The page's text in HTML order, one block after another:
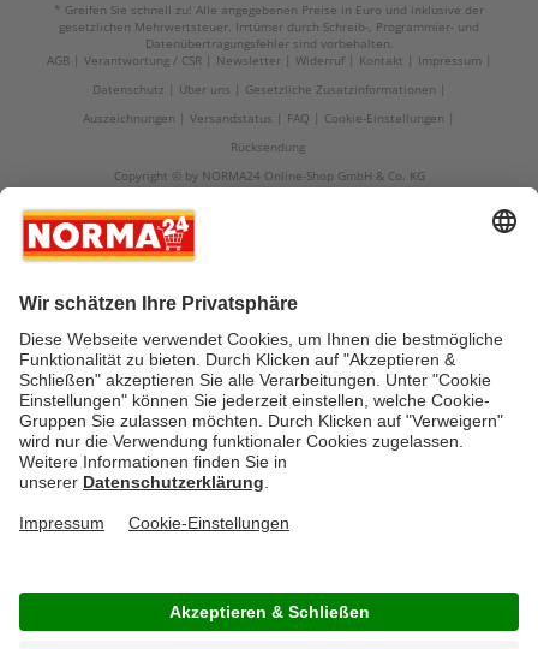
* Greifen Sie schnell zu! Alle angegebenen Preise in Euro und inklusive der
gesetzlichen Mehrwertsteuer. Irrtümer durch Schreib-, Programmier- und
Datenübertragungsfehler sind vorbehalten.
AGB
Verantwortung / CSR Newsletter Widerruf Kontakt
Impressum
Datenschutz
Über uns
Gesetzliche Zusatzinformationen
Auszeichnungen
Versandstatus FAQ
Cookie-Einstellungen
Rücksendung
Copyright © by NORMA24 Online-Shop GmbH & Co. KG